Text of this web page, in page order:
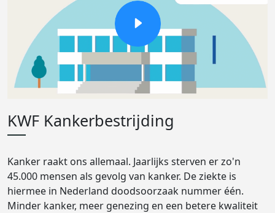
KWF Kankerbestrijding
Kanker raakt ons allemaal. Jaarlijks sterven er zo'n
45.000 mensen als gevolg van kanker. De ziekte is
hiermee in Nederland doodsoorzaak nummer één.
Minder kanker, meer genezing en een betere kwaliteit